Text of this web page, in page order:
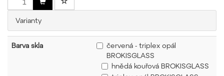
Varianty
Barva skla
červená - triplex opál
BROKISGLASS
hnědá kouřová BROKISGLASS